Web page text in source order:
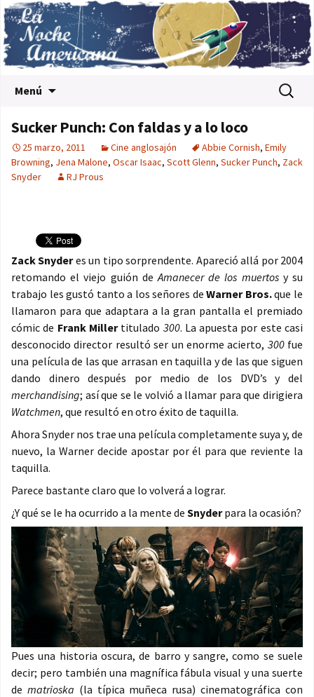
Menú Buscar:
Sucker Punch: Con faldas y a lo loco
25 marzo, 2011 Cine anglosajón Abbie Cornish, Emily
Browning, Jena Malone, Oscar Isaac, Scott Glenn, Sucker Punch, Zack
Snyder
RJ Prous
Zack Snyderes un tipo sorprendente. Apareció allá por 2004
retomando el viejo guión deAmanecer de los muertosy su
trabajo les gustó tanto a los señores deWarner Bros.que le
llamaron para que adaptara a la gran pantalla el premiado
cómic de Frank Millertitulado 300. La apuesta por este casi
desconocido director resultó ser un enorme acierto, 300fue
una película de las que arrasan en taquilla y de las que siguen
dando dinero después por medio de los DVD’s y del
merchandising; así que se le volvió a llamar para que dirigiera
Watchmen, que resultó en otro éxito de taquilla.
Ahora Snyder nos trae una película completamente suya y, de
nuevo, la Warner decide apostar por él para que reviente la
taquilla.
Parece bastante claro que lo volverá a lograr.
¿Y qué se le ha ocurrido a la mente de Snyderpara la ocasión?
Pues una historia oscura, de barro y sangre, como se suele
decir; pero también una magnífica fábula visual y una suerte
de matrioska (la típica muñeca rusa) cinematográfica con